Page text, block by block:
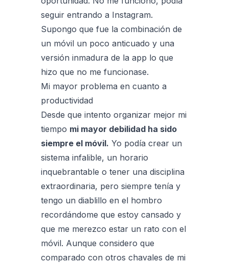
seguir entrando a Instagram.
Supongo que fue la combinación de
un móvil un poco anticuado y una
versión inmadura de la app lo que
hizo que no me funcionase.
Mi mayor problema en cuanto a
productividad
Desde que intento organizar mejor mi
tiempo mi mayor debilidad ha sido
siempre el móvil. Yo podía crear un
sistema infalible, un horario
inquebrantable o tener una disciplina
extraordinaria, pero siempre tenía y
tengo un diablillo en el hombro
recordándome que estoy cansado y
que me merezco estar un rato con el
móvil. Aunque considero que
comparado con otros chavales de mi